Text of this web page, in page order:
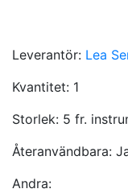
Leverantör: Lea
Kvantitet: 1
Storlek: 5 fr.
Återanvändbara:
Andra: